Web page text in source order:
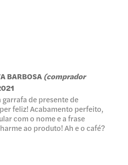
BARBOSA(comprador
garrafa de presente de
feliz! Acabamento perfeito,
com o nome e a frase
ao produto! Ah e o café?